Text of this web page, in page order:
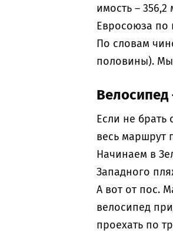
имость –
Евросоюза по
По словам
половины). Мы
Велосипед
Если не брать
весь маршрут
Начинаем в
Западного
А вот от пос.
велосипед
проехать по